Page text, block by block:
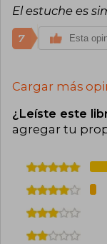
El estuche es
7 Esta
Cargar más
¿Leíste este
agregar tu